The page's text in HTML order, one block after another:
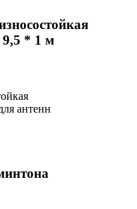
9,5 * 1 м
антенн